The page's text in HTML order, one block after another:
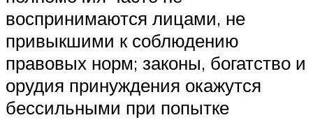
воспринимаются лицами, не
привыкшими к соблюдению
правовых норм; законы, богатство и
орудия принуждения окажутся
бессильными при попытке